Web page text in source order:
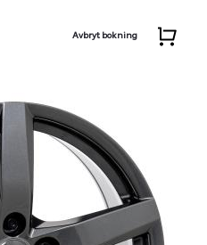
Avbryt bokning